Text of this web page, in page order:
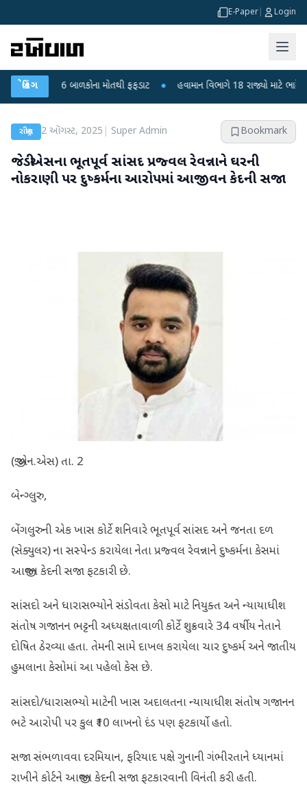
E-Paper Login
બ્રેકિંગ
બાળકોના મોતથી ફફડાટ ● હવામાન વિભાગે 18 રાજ્યો માટે ભારે વરસાદની
રાષ્ટ્રીય 2 ઑગસ્ટ, 2025 Super Admin Bookmark
જેડીએસના ભૂતપૂર્વ સાંસદ પ્રજ્વલ રેવન્નાને ઘરની
નોકરાણી પર દુષ્કર્મના આરોપમાં આજીવન કેદની સજા
(જી.એન.એસ) તા. 2
બેન્ગ્લુરુ,
બેંગલુરુની એક ખાસ કોર્ટે શનિવારે ભૂતપૂર્વ સાંસદ અને જનતા દળ
(સેક્યુલર) ના સસ્પેન્ડ કરાયેલા નેતા પ્રજ્વલ રેવન્નાને દુષ્કર્મના કેસમાં
આજીવન કેદની સજા ફટકારી છે.
સાંસદો અને ધારાસભ્યોને સંડોવતા કેસો માટે નિયુક્ત અને ન્યાયાધીશ
સંતોષ ગજાનન ભટ્ટની અધ્યક્ષતાવાળી કોર્ટે શુક્રવારે 34 વર્ષીય નેતાને
દોષિત ઠેરવ્યા હતા. તેમની સામે દાખલ કરાયેલા ચાર દુષ્કર્મ અને જાતીય
હુમલાના કેસોમાં આ પહેલો કેસ છે.
સાંસદો/ધારાસભ્યો માટેની ખાસ અદાલતના ન્યાયાધીશ સંતોષ ગજાનન
ભટે આરોપી પર કુલ ₹10 લાખનો દંડ પણ ફટકાર્યો હતો.
સજા સંભળાવવા દરમિયાન, ફરિયાદ પક્ષે ગુનાની ગંભીરતાને ધ્યાનમાં
રાખીને કોર્ટને આજીવન કેદની સજા ફટકારવાની વિનંતી કરી હતી.